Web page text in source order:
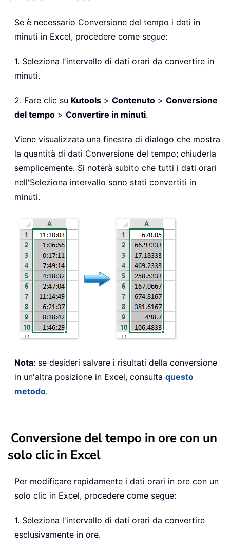
Se è necessario Conversione del tempo i dati in
minuti in Excel, procedere come segue:
1. Seleziona l'intervallo di dati orari da convertire in
minuti.
2. Fare clic su Kutools > Contenuto > Conversione
del tempo > Convertire in minuti.
Viene visualizzata una finestra di dialogo che mostra
la quantità di dati Conversione del tempo; chiuderla
semplicemente. Si noterà subito che tutti i dati orari
nell'Seleziona intervallo sono stati convertiti in
minuti.
Nota: se desideri salvare i risultati della conversione
in un'altra posizione in Excel, consulta questo
metodo.
Conversione del tempo in ore con un
solo clic in Excel
Per modificare rapidamente i dati orari in ore con un
solo clic in Excel, procedere come segue:
1. Seleziona l'intervallo di dati orari da convertire
esclusivamente in ore.